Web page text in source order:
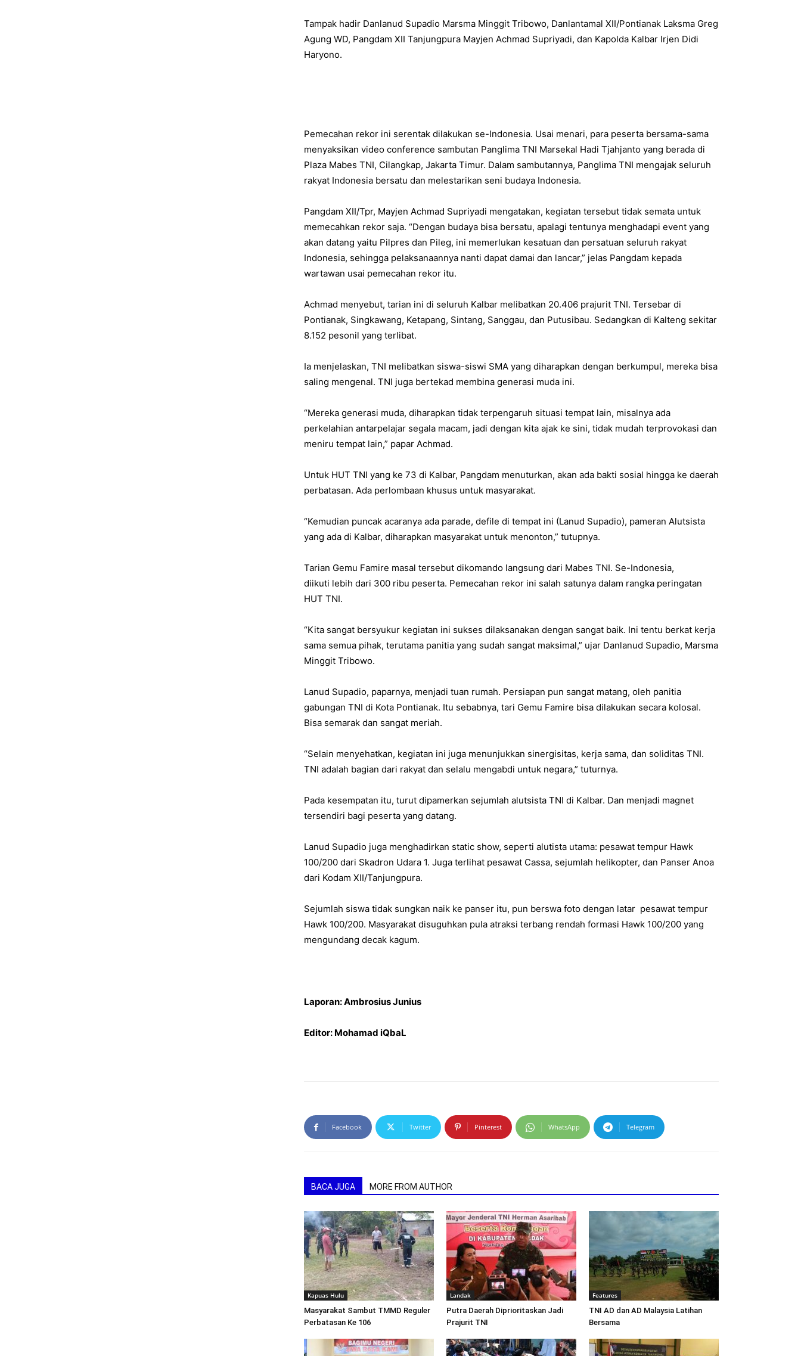
Tampak hadir Danlanud Supadio Marsma Minggit Tribowo, Danlantamal XII/Pontianak Laksma Greg
Agung WD, Pangdam XII Tanjungpura Mayjen Achmad Supriyadi, dan Kapolda Kalbar Irjen Didi
Haryono.
Pemecahan rekor ini serentak dilakukan se-Indonesia. Usai menari, para peserta bersama-sama
menyaksikan video conference sambutan Panglima TNI Marsekal Hadi Tjahjanto yang berada di
Plaza Mabes TNI, Cilangkap, Jakarta Timur. Dalam sambutannya, Panglima TNI mengajak seluruh
rakyat Indonesia bersatu dan melestarikan seni budaya Indonesia.
Pangdam XII/Tpr, Mayjen Achmad Supriyadi mengatakan, kegiatan tersebut tidak semata untuk
memecahkan rekor saja. “Dengan budaya bisa bersatu, apalagi tentunya menghadapi event yang
akan datang yaitu Pilpres dan Pileg, ini memerlukan kesatuan dan persatuan seluruh rakyat
Indonesia, sehingga pelaksanaannya nanti dapat damai dan lancar,” jelas Pangdam kepada
wartawan usai pemecahan rekor itu.
Achmad menyebut, tarian ini di seluruh Kalbar melibatkan 20.406 prajurit TNI. Tersebar di
Pontianak, Singkawang, Ketapang, Sintang, Sanggau, dan Putusibau. Sedangkan di Kalteng sekitar
8.152 pesonil yang terlibat.
Ia menjelaskan, TNI melibatkan siswa-siswi SMA yang diharapkan dengan berkumpul, mereka bisa
saling mengenal. TNI juga bertekad membina generasi muda ini.
“Mereka generasi muda, diharapkan tidak terpengaruh situasi tempat lain, misalnya ada
perkelahian antarpelajar segala macam, jadi dengan kita ajak ke sini, tidak mudah terprovokasi dan
meniru tempat lain,” papar Achmad.
Untuk HUT TNI yang ke 73 di Kalbar, Pangdam menuturkan, akan ada bakti sosial hingga ke daerah
perbatasan. Ada perlombaan khusus untuk masyarakat.
“Kemudian puncak acaranya ada parade, defile di tempat ini (Lanud Supadio), pameran Alutsista
yang ada di Kalbar, diharapkan masyarakat untuk menonton,” tutupnya.
Tarian Gemu Famire masal tersebut dikomando langsung dari Mabes TNI. Se-Indonesia,
diikuti lebih dari 300 ribu peserta. Pemecahan rekor ini salah satunya dalam rangka peringatan
HUT TNI.
“Kita sangat bersyukur kegiatan ini sukses dilaksanakan dengan sangat baik. Ini tentu berkat kerja
sama semua pihak, terutama panitia yang sudah sangat maksimal,” ujar Danlanud Supadio, Marsma
Minggit Tribowo.
Lanud Supadio, paparnya, menjadi tuan rumah. Persiapan pun sangat matang, oleh panitia
gabungan TNI di Kota Pontianak. Itu sebabnya, tari Gemu Famire bisa dilakukan secara kolosal.
Bisa semarak dan sangat meriah.
“Selain menyehatkan, kegiatan ini juga menunjukkan sinergisitas, kerja sama, dan soliditas TNI.
TNI adalah bagian dari rakyat dan selalu mengabdi untuk negara,” tuturnya.
Pada kesempatan itu, turut dipamerkan sejumlah alutsista TNI di Kalbar. Dan menjadi magnet
tersendiri bagi peserta yang datang.
Lanud Supadio juga menghadirkan static show, seperti alutista utama: pesawat tempur Hawk
100/200 dari Skadron Udara 1. Juga terlihat pesawat Cassa, sejumlah helikopter, dan Panser Anoa
dari Kodam XII/Tanjungpura.
Sejumlah siswa tidak sungkan naik ke panser itu, pun berswa foto dengan latar pesawat tempur
Hawk 100/200. Masyarakat disuguhkan pula atraksi terbang rendah formasi Hawk 100/200 yang
mengundang decak kagum.
Laporan: Ambrosius Junius
Editor: Mohamad iQbaL
Facebook Twitter Pinterest WhatsApp Telegram
BACA JUGA MORE FROM AUTHOR
Kapuas Hulu
Masyarakat Sambut TMMD Reguler
Perbatasan Ke 106
Landak
Putra Daerah Diprioritaskan Jadi
Prajurit TNI
Features
TNI AD dan AD Malaysia Latihan
Bersama